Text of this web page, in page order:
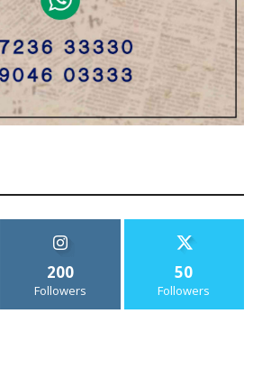
200
Followers
50
Followers